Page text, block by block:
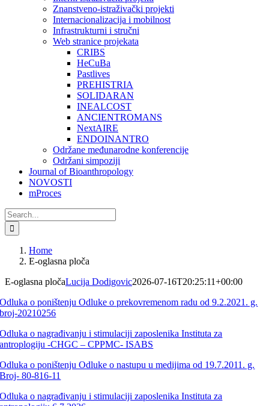
Znanstveno-istraživački projekti
Internacionalizacija i mobilnost
Infrastrukturni i stručni
Web stranice projekata
CRIBS
HeCuBa
Pastlives
PREHISTRIA
SOLIDARAN
INEALCOST
ANCIENTROMANS
NextAIRE
ENDOINANTRO
Održane međunarodne konferencije
Održani simpoziji
Journal of Bioanthropology
NOVOSTI
mProces
Search
for:
Home
E-oglasna ploča
E-oglasna pločaLucija Dodigovic2026-07-16T20:25:11+00:00
Odluka o poništenju Odluke o prekovremenom radu od 9.2.2021. g.
broj-20210256
Odluka o nagrađivanju i stimulaciji zaposlenika Instituta za
antroplogiju -CHGC – CPPMC- ISABS
Odluka o poništenju Odluke o nastupu u medijima od 19.7.2011. g.
Broj- 80-816-11
Odluka o nagrađivanju i stimulaciji zaposlenika Instituta za